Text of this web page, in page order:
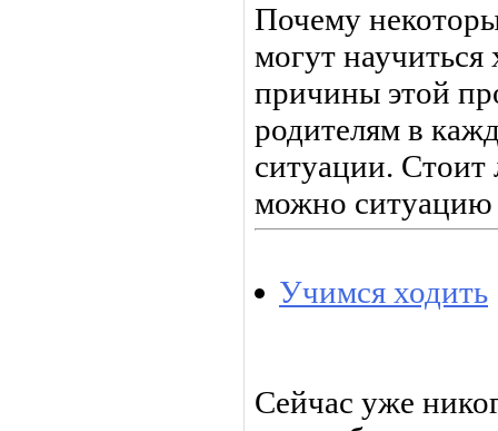
Почему
могут
причины этой
родителям в
ситуации. Стоит
можно ситуацию
Учимся ходить
Сейчас уже